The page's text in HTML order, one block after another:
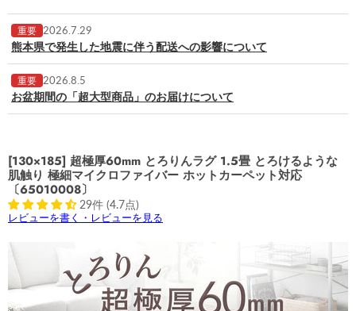
重要 2026.7.29
熊本県で発生した地震に伴う配送への影響について
重要 2026.8.5
お盆期間の「超大型商品」のお届けについて
[130×185] 超極厚60mm とろりんラグ 1.5畳 とろけるような
肌触り 極細マイクロファイバー ホットカーペット対応
〔65010008〕
29件 (4.7点)
レビューを書く・レビューを見る